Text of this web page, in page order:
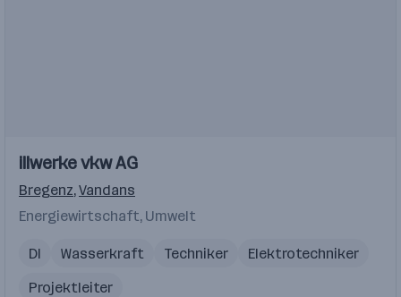
Einblicke
illwerke vkw AG
Bregenz,Vandans
Energiewirtschaft, Umwelt
DI Wasserkraft Techniker
Elektrotechniker
Projektleiter